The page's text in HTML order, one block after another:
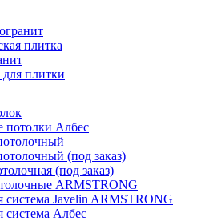
плитка
для плитки
потолки Албес
(под заказ)
(под заказ)
ARMSTRONG
система Javelin ARMSTRONG
система Албес